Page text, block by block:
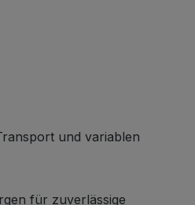
und variablen
für zuverlässige
...